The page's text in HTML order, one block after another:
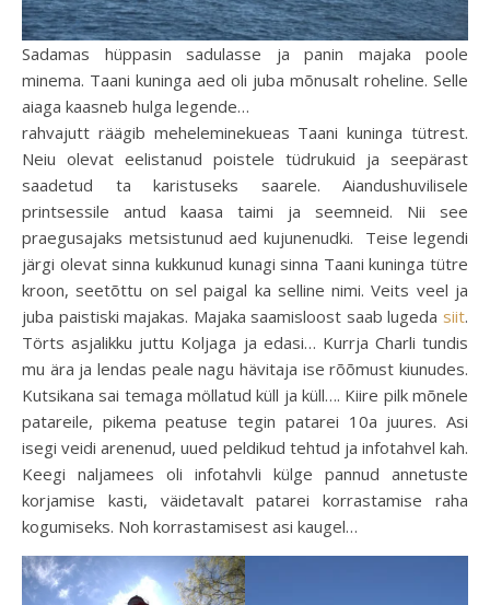
Sadamas hüppasin sadulasse ja panin majaka poole
minema. Taani kuninga aed oli juba mõnusalt roheline. Selle
aiaga kaasneb hulga legende…
rahvajutt räägib meheleminekueas Taani kuninga tütrest.
Neiu olevat eelistanud poistele tüdrukuid ja seepärast
saadetud ta karistuseks saarele. Aiandushuvilisele
printsessile antud kaasa taimi ja seemneid. Nii see
praegusajaks metsistunud aed kujunenudki. Teise legendi
järgi olevat sinna kukkunud kunagi sinna Taani kuninga tütre
kroon, seetõttu on sel paigal ka selline nimi. Veits veel ja
juba paistiski majakas. Majaka saamisloost saab lugeda siit.
Törts asjalikku juttu Koljaga ja edasi… Kurrja Charli tundis
mu ära ja lendas peale nagu hävitaja ise rõõmust kiunudes.
Kutsikana sai temaga möllatud küll ja küll…. Kiire pilk mõnele
patareile, pikema peatuse tegin patarei 10a juures. Asi
isegi veidi arenenud, uued peldikud tehtud ja infotahvel kah.
Keegi naljamees oli infotahvli külge pannud annetuste
korjamise kasti, väidetavalt patarei korrastamise raha
kogumiseks. Noh korrastamisest asi kaugel…